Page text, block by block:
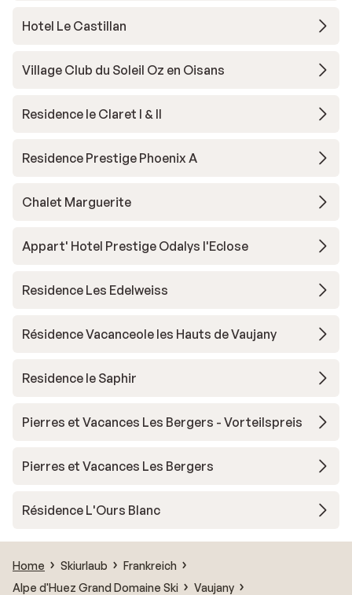
Hotel Le Castillan
Village Club du Soleil Oz en Oisans
Residence le Claret I & II
Residence Prestige Phoenix A
Chalet Marguerite
Appart' Hotel Prestige Odalys l'Eclose
Residence Les Edelweiss
Résidence Vacanceole les Hauts de Vaujany
Residence le Saphir
Pierres et Vacances Les Bergers - Vorteilspreis
Pierres et Vacances Les Bergers
Résidence L'Ours Blanc
Home Skiurlaub
Frankreich
Alpe d'Huez Grand Domaine Ski
Vaujany